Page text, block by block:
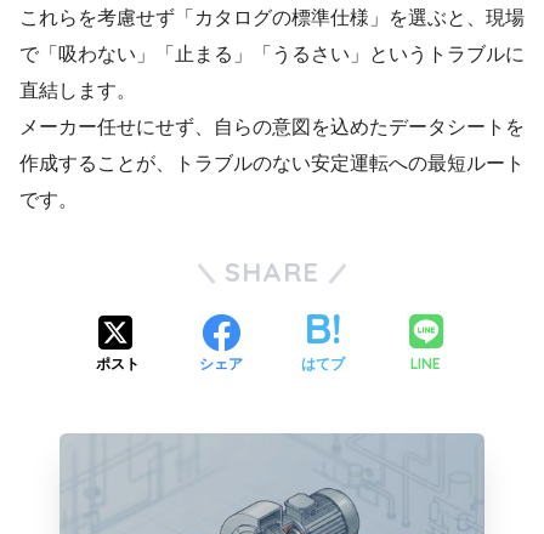
これらを考慮せず「カタログの標準仕様」を選ぶと、現場
で「吸わない」「止まる」「うるさい」というトラブルに
直結します。
メーカー任せにせず、自らの意図を込めたデータシートを
作成することが、トラブルのない安定運転への最短ルート
です。
SHARE
ポスト シェア はてブ LINE